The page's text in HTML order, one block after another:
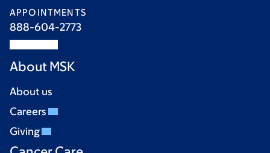
APPOINTMENTS
888-604-2773
About MSK
About us
Careers
Giving